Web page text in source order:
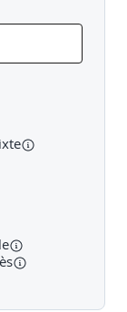
du temps
Eisenhower,
à ses propres